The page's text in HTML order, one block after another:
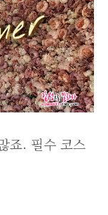
죠. 필수 코스